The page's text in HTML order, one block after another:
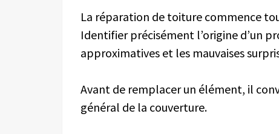
La réparation de toiture commence
Identifier précisément l’origine d’un
approximatives et les mauvaises
Avant de remplacer un élément, il
général de la couverture.